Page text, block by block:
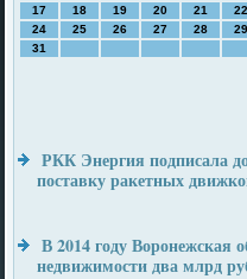
17
18 19 20 21 22
24
25 26 27 28 29
31
РКК Энергия подписала
поставку ракетных
В 2014 году Воронежская
недвижимости два млрд